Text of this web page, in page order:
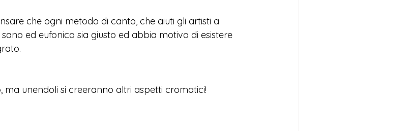
che ogni metodo di canto, che aiuti gli artisti a
ed eufonico sia giusto ed abbia motivo di esistere
ma unendoli si creeranno altri aspetti cromatici!